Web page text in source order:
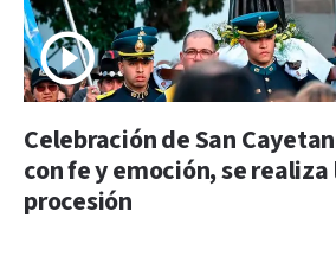
Celebración de San
con fe y emoción, se
procesión